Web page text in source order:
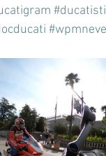
#ducatisti